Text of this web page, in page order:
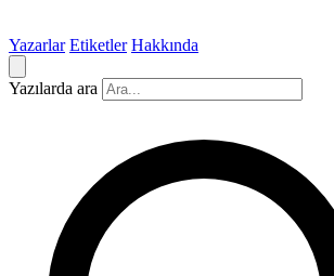
Yazarlar Etiketler Hakkında
Yazılarda ara